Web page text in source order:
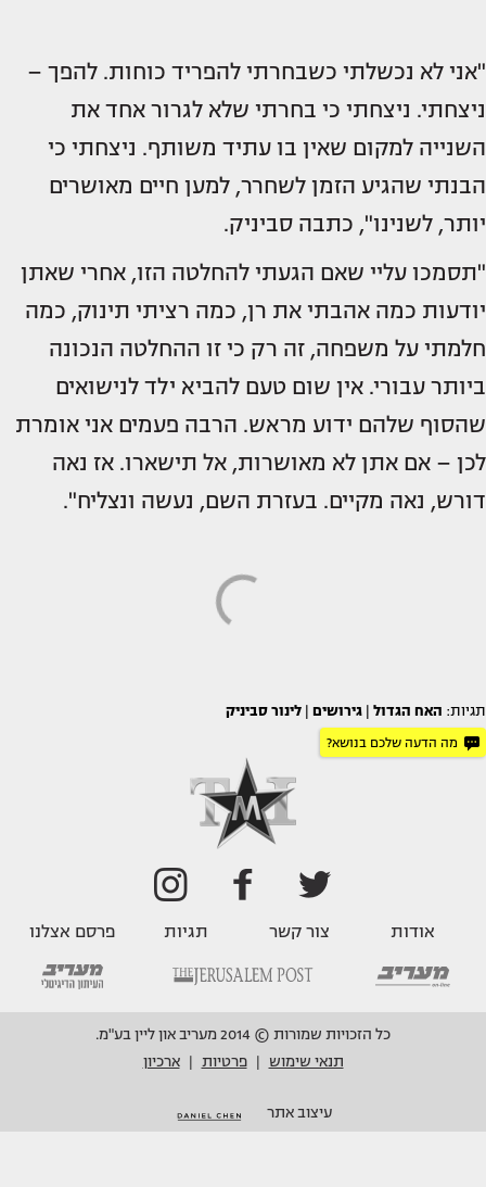
"אני לא נכשלתי כשבחרתי להפריד כוחות. להפך –
ניצחתי. ניצחתי כי בחרתי שלא לגרור אחד את
השנייה למקום שאין בו עתיד משותף. ניצחתי כי
הבנתי שהגיע הזמן לשחרר, למען חיים מאושרים
יותר, לשנינו", כתבה סביניק.
"תסמכו עליי שאם הגעתי להחלטה הזו, אחרי שאתן
יודעות כמה אהבתי את רן, כמה רציתי תינוק, כמה
חלמתי על משפחה, זה רק כי זו ההחלטה הנכונה
ביותר עבורי. אין שום טעם להביא ילד לנישואים
שהסוף שלהם ידוע מראש. הרבה פעמים אני אומרת
לכן – אם אתן לא מאושרות, אל תישארו. אז נאה
דורש, נאה מקיים. בעזרת השם, נעשה ונצליח".
תגיות: האח הגדול גירושים לינור סביניק
מה הדעה שלכם בנושא?
אודות צור קשר תגיות פרסם אצלנו
כל הזכויות שמורות © 2014 מעריב און ליין בע"מ.
תנאי שימוש
פרטיות ארכיון
עיצוב אתר